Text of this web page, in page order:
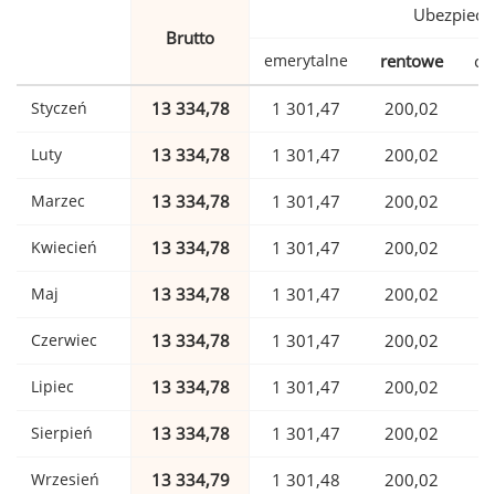
Brutto
emerytalne rentowe
Styczeń 13 334,78 1 301,47 200,02
Luty 13 334,78 1 301,47 200,02
Marzec 13 334,78 1 301,47 200,02
Kwiecień 13 334,78 1 301,47 200,02
Maj 13 334,78 1 301,47 200,02
Czerwiec 13 334,78 1 301,47 200,02
Lipiec 13 334,78 1 301,47 200,02
Sierpień 13 334,78 1 301,47 200,02
Wrzesień 13 334,79 1 301,48 200,02